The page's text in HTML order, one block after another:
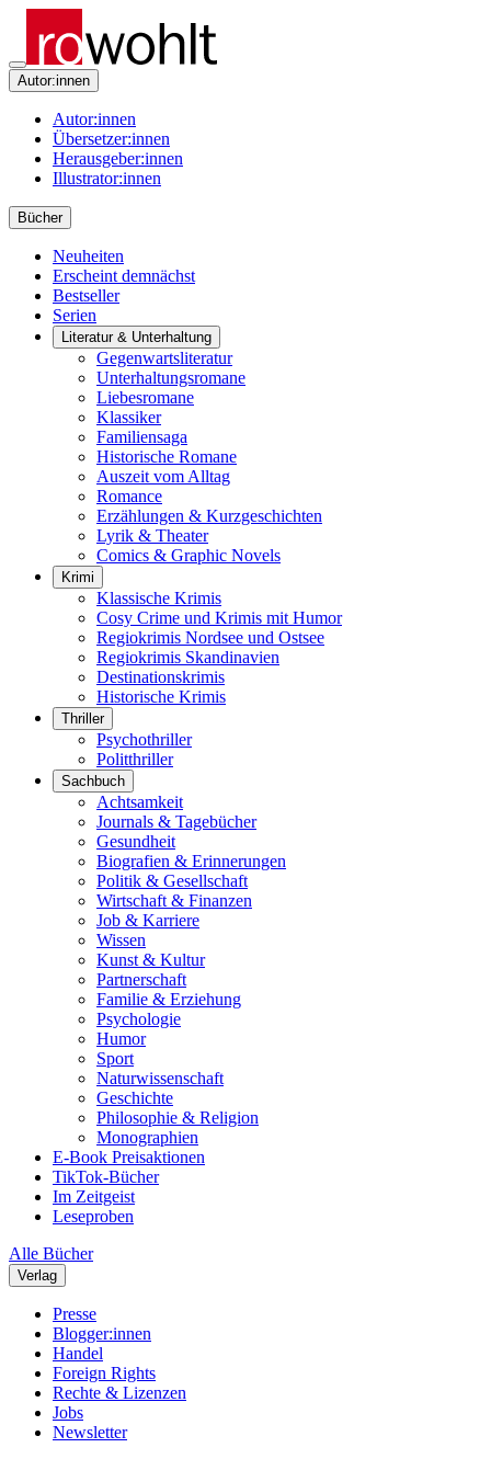
Autor:innen
Autor:innen
Übersetzer:innen
Herausgeber:innen
Illustrator:innen
Bücher
Neuheiten
Erscheint demnächst
Bestseller
Serien
Literatur & Unterhaltung
Gegenwartsliteratur
Unterhaltungsromane
Liebesromane
Klassiker
Familiensaga
Historische Romane
Auszeit vom Alltag
Romance
Erzählungen & Kurzgeschichten
Lyrik & Theater
Comics & Graphic Novels
Krimi
Klassische Krimis
Cosy Crime und Krimis mit Humor
Regiokrimis Nordsee und Ostsee
Regiokrimis Skandinavien
Destinationskrimis
Historische Krimis
Thriller
Psychothriller
Politthriller
Sachbuch
Achtsamkeit
Journals & Tagebücher
Gesundheit
Biografien & Erinnerungen
Politik & Gesellschaft
Wirtschaft & Finanzen
Job & Karriere
Wissen
Kunst & Kultur
Partnerschaft
Familie & Erziehung
Psychologie
Humor
Sport
Naturwissenschaft
Geschichte
Philosophie & Religion
Monographien
E-Book Preisaktionen
TikTok-Bücher
Im Zeitgeist
Leseproben
Alle Bücher
Verlag
Presse
Blogger:innen
Handel
Foreign Rights
Rechte & Lizenzen
Jobs
Newsletter